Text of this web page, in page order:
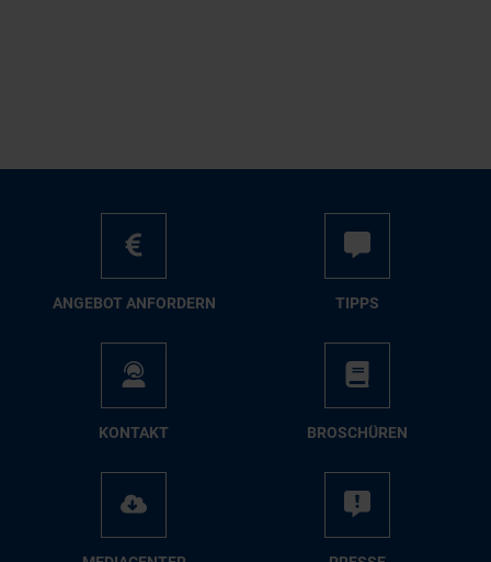
AN­GE­BOT AN­FOR­DERN TIPPS
KON­TAKT BRO­SCHÜ­REN